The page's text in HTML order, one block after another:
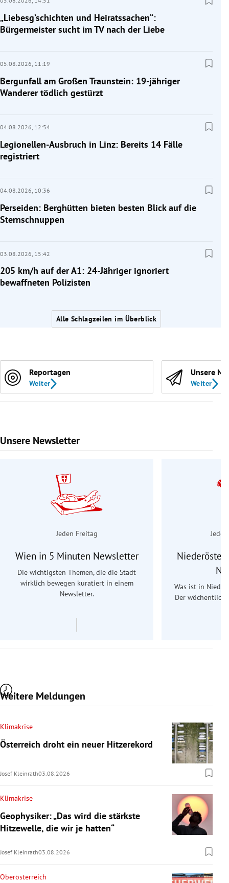
„Liebesg’schichten und Heiratssachen“:
Bürgermeister sucht im TV nach der Liebe
05.08.2026, 11:19
Bergunfall am Großen Traunstein: 19-jähriger
Wanderer tödlich gestürzt
04.08.2026, 12:54
Legionellen-Ausbruch in Linz: Bereits 14 Fälle
registriert
04.08.2026, 10:36
Perseiden: Berghütten bieten besten Blick auf die
Sternschnuppen
03.08.2026, 15:42
205 km/h auf der A1: 24-Jähriger ignoriert
bewaffneten Polizisten
Alle Schlagzeilen im Überblick
Reportagen
Weiter
Unsere
Weiter
Unsere Newsletter
Slide 1 von 9
Jeden Freitag
Wien in 5 Minuten Newsletter
Die wichtigsten Themen, die die Stadt
wirklich bewegen kuratiert in einem
Newsletter.
Was ist in
Der
Weitere Meldungen
Klimakrise
Österreich droht ein neuer Hitzerekord
Josef Kleinrath03.08.2026
Klimakrise
Geophysiker: „Das wird die stärkste
Hitzewelle, die wir je hatten“
Josef Kleinrath03.08.2026
Oberösterreich